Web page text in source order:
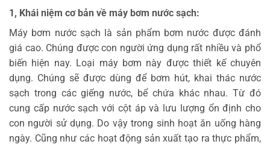
1, Khái niệm cơ bản về máy bơm nước sạch:
Máy bơm nước sạch là sản phẩm bơm nước được đánh
giá cao. Chúng được con người ứng dụng rất nhiều và phổ
biến hiện nay. Loại máy bơm này được thiết kế chuyên
dụng. Chúng sẽ được dùng để bơm hút, khai thác nước
sạch trong các giếng nước, bể chứa khác nhau. Từ đó
cung cấp nước sạch với cột áp và lưu lượng ổn định cho
con người sử dụng. Do vậy trong sinh hoạt ăn uống hàng
ngày. Cũng như các hoạt động sản xuất tạo ra thực phẩm,